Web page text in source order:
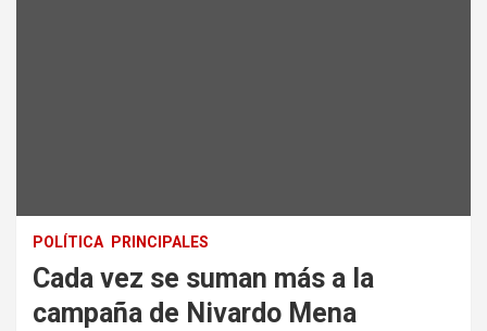
POLÍTICA PRINCIPALES
Cada vez se suman más a la
campaña de Nivardo Mena